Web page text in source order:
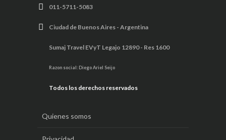
011-5711-5083
Ciudad de Buenos Aires - Argentina
Sumaj Travel EVyT Legajo 12890 - Res 1600
Razon social: Diego Ariel Seijo
Todos los derechos reservados
Quienes somos